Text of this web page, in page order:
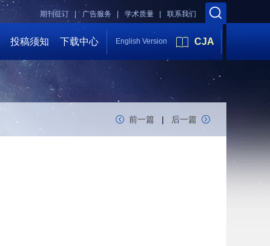
联系我们
学术质量 |
广告服务 |
期刊征订 |
投稿须知 下载中心 English Version CJA
前一篇 | 后一篇